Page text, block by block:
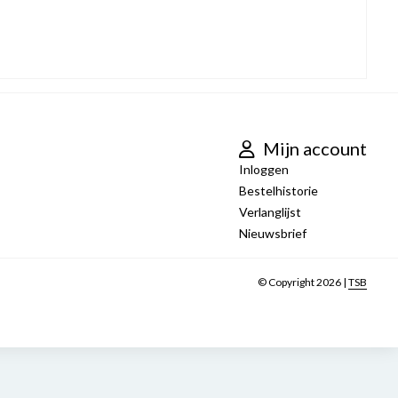
Mijn account
Inloggen
Bestelhistorie
Verlanglijst
Nieuwsbrief
© Copyright 2026 | TSB